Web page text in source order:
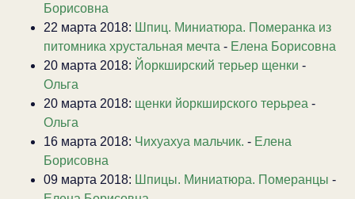
Борисовна
22 марта 2018: Шпиц. Миниатюра. Померанка из
питомника хрустальная мечта - Елена Борисовна
20 марта 2018: Йоркширский терьер щенки -
Ольга
20 марта 2018: щенки йоркширского терьреа -
Ольга
16 марта 2018: Чихуахуа мальчик. - Елена
Борисовна
09 марта 2018: Шпицы. Миниатюра. Померанцы -